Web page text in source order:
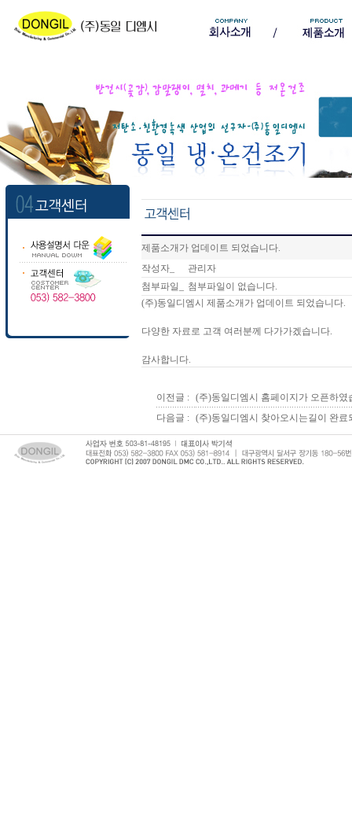
제품소개가 업데이트 되었습니다.
작성자_
관리자
첨부파일_
첨부파일이 없습니다.
(주)동일디엠시 제품소개가 업데이트 되었습니다.
다양한 자료로 고객 여러분께 다가가겠습니다.
감사합니다.
이전글 :
(주)동일디엠시 홈페이지가 오픈하였
다음글 :
(주)동일디엠시 찾아오시는길이 완료